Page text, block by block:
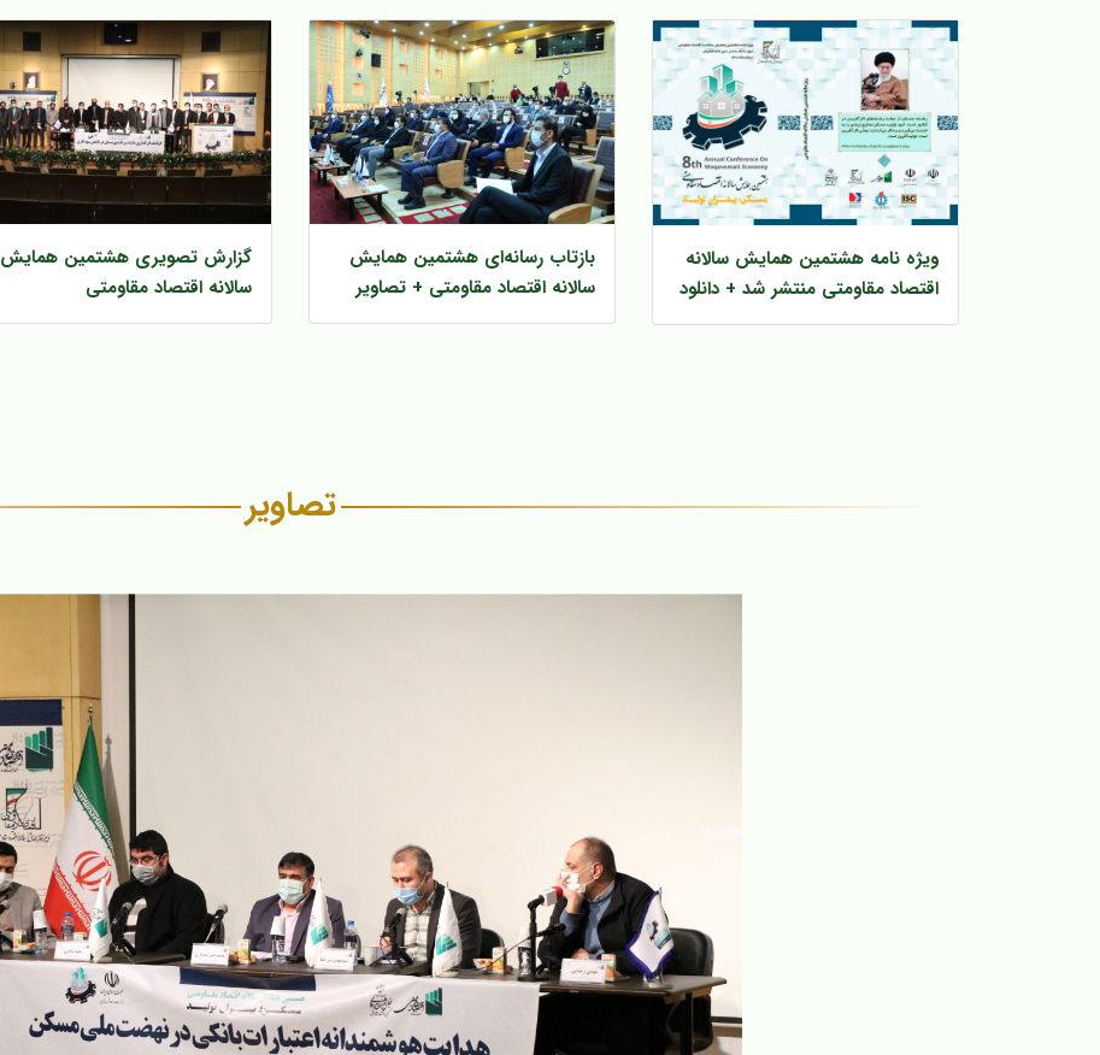
ویژه نامه هشتمین همایش سالانه
اقتصاد مقاومتی منتشر شد + دانلود
بازتاب رسانه‌ای هشتمین همایش
سالانه اقتصاد مقاومتی + تصاویر
گزارش تصویری هشتمین همایش
سالانه اقتصاد مقاومتی
تصاویر